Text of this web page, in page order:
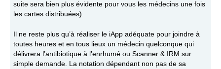
suite sera bien plus évidente pour vous les médecins une fois
les cartes distribuées).
Il ne reste plus qu’à réaliser le iApp adéquate pour joindre à
toutes heures et en tous lieux un médecin quelconque qui
délivrera l’antibiotique à l’enrhumé ou Scanner & IRM sur
simple demande. La notation dépendant non pas de sa